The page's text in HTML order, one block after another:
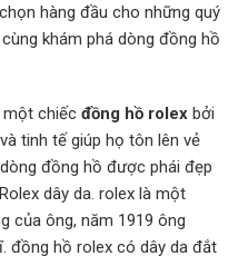
hàng đầu cho những quý
khám phá dòng đồng hồ
chiếc đồng hồ rolex bởi
tinh tế giúp họ tôn lên vẻ
đồng hồ được phái đẹp
dây da. rolex là một
của ông, năm 1919 ông
đồng hồ rolex có dây da đắt